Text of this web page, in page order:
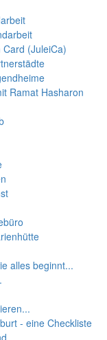
(JuleiCa)
Ramat Hasharon
alles beginnt...
- eine Checkliste